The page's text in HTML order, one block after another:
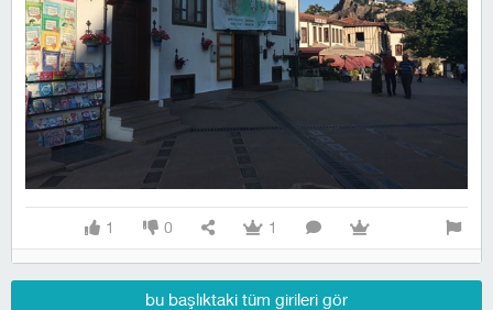
1 0 1
bu başlıktaki tüm girileri gör